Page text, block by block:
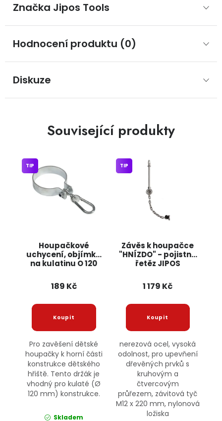
Značka Jipos Tools
Hodnocení produktu (0)
Diskuze
Související produkty
Houpačkové
uchycení, objímka
na kulatinu O 120
TIP
189 Kč
Pro zavěšení dětské
houpačky k horní části
konstrukce dětského
hřiště. Tento držák je
vhodný pro kulaté (Ø
120 mm) konstrukce.
Skladem
Závěs k houpačce
"HNÍZDO" - pojistný
řetěz JIPOS
TIP
1 179 Kč
nerezová ocel, vysoká
odolnost, pro upevňení
dřevěných prvků s
kruhovým a
čtvercovým
průřezem, závitová tyč
M12 x 220 mm, nylonová
ložiska